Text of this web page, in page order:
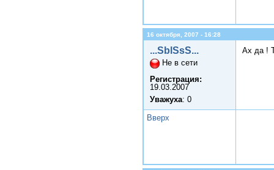
16 октября, 2007 - 16:28
...SblSsS...
Не в сети
Регистрация:
19.03.2007
Уважуха: 0
Ах да !
Вверх